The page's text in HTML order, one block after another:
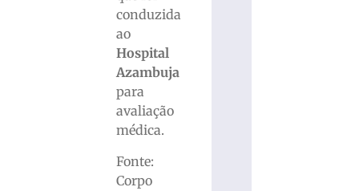
conduzida
ao
Hospital
Azambuja
para
avaliação
médica.
Fonte:
Corpo